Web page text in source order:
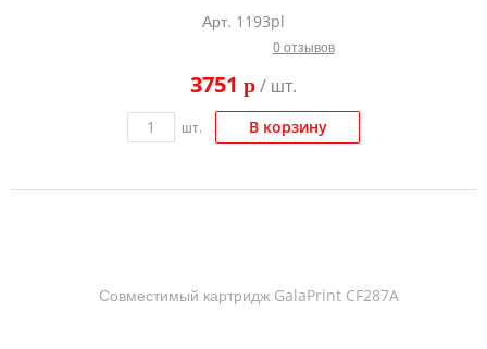
Арт. 1193pl
0 отзывов
3751 p/ шт.
шт. В корзину
Совместимый картридж GalaPrint CF287A